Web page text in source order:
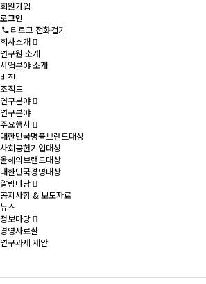
회원가입
로그인
티로그 전화걸기
회사소개
연구원 소개
사업분야 소개
비전
조직도
연구분야
연구분야
주요행사
대한민국명품브랜드대상
사회공헌기업대상
올해의브랜드대상
대한민국경영대상
알림마당
공지사항 & 보도자료
뉴스
정보마당
경영자료실
연구과제 제안